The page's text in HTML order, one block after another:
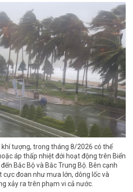
tượng, trong tháng 8/2026 có thể
áp thấp nhiệt đới hoạt động trên Biển
Bắc Bộ và Bắc Trung Bộ. Bên cạnh
cực đoan như mưa lớn, dông lốc và
xảy ra trên phạm vi cả nước.